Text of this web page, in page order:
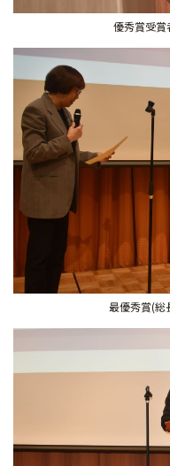
優秀賞受賞
最優秀賞(総